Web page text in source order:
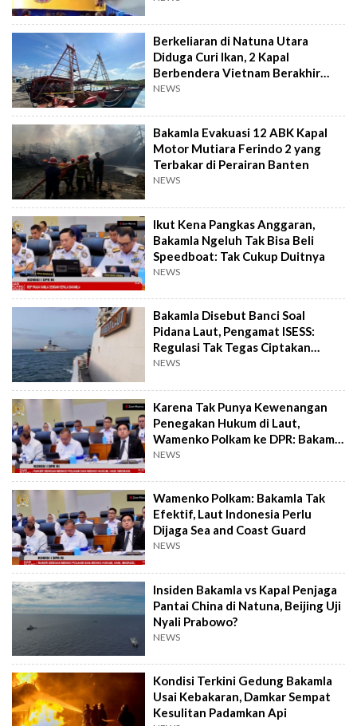
Berkeliaran di Natuna Utara
Diduga Curi Ikan, 2 Kapal
Berbendera Vietnam Berakhir
Kayak Gini
NEWS
Bakamla Evakuasi 12 ABK Kapal
Motor Mutiara Ferindo 2 yang
Terbakar di Perairan Banten
NEWS
Ikut Kena Pangkas Anggaran,
Bakamla Ngeluh Tak Bisa Beli
Speedboat: Tak Cukup Duitnya
NEWS
Bakamla Disebut Banci Soal
Pidana Laut, Pengamat ISESS:
Regulasi Tak Tegas Ciptakan
Kebingungan
NEWS
Karena Tak Punya Kewenangan
Penegakan Hukum di Laut,
Wamenko Polkam ke DPR: Bakamla
Jadi Banci
NEWS
Wamenko Polkam: Bakamla Tak
Efektif, Laut Indonesia Perlu
Dijaga Sea and Coast Guard
NEWS
Insiden Bakamla vs Kapal Penjaga
Pantai China di Natuna, Beijing Uji
Nyali Prabowo?
NEWS
Kondisi Terkini Gedung Bakamla
Usai Kebakaran, Damkar Sempat
Kesulitan Padamkan Api